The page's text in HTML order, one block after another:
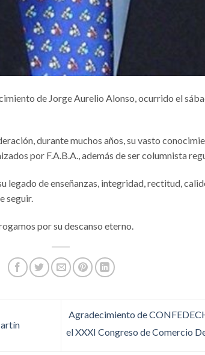
de Jorge Aurelio Alonso, ocurrido el
durante muchos años, su vasto
por F.A.B.A., además de ser columnista
legado de enseñanzas, integridad, rectitud,
seguir.
por su descanso eterno.
Agradecimiento de
el XXXI Congreso de Comercio